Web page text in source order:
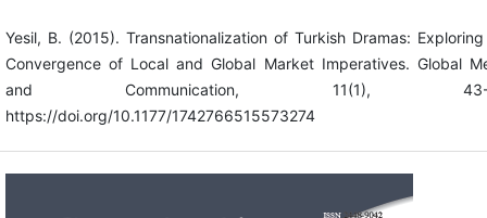
Yesil, B. (2015). Transnationalization of Turkish Dramas:
Convergence of Local and Global Market Imperatives. Global
and Communication, 11(1), 43-
https://doi.org/10.1177/1742766515573274